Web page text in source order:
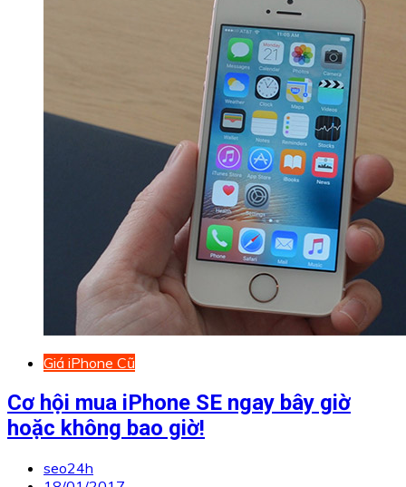
Giá iPhone Cũ
Cơ hội mua iPhone SE ngay bây giờ
hoặc không bao giờ!
seo24h